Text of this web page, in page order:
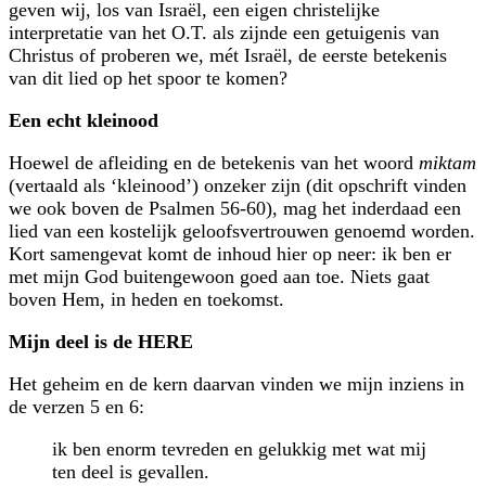
geven wij, los van Israël, een eigen christelijke
interpretatie van het O.T. als zijnde een getuigenis van
Christus of proberen we, mét Israël, de eerste betekenis
van dit lied op het spoor te komen?
Een echt kleinood
Hoewel de afleiding en de betekenis van het woord miktam
(vertaald als ‘kleinood’) onzeker zijn (dit opschrift vinden
we ook boven de Psalmen 56-60), mag het inderdaad een
lied van een kostelijk geloofs­vertrouwen genoemd worden.
Kort samengevat komt de inhoud hier op neer: ik ben er
met mijn God buitengewoon goed aan toe. Niets gaat
boven Hem, in heden en toekomst.
Mijn deel is de HERE
Het geheim en de kern daarvan vinden we mijn inziens in
de verzen 5 en 6:
ik ben enorm tevreden en gelukkig met wat mij
ten deel is gevallen.